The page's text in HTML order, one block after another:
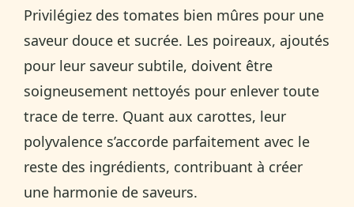
Privilégiez des tomates bien mûres pour une
saveur douce et sucrée. Les poireaux, ajoutés
pour leur saveur subtile, doivent être
soigneusement nettoyés pour enlever toute
trace de terre. Quant aux carottes, leur
polyvalence s’accorde parfaitement avec le
reste des ingrédients, contribuant à créer
une harmonie de saveurs.